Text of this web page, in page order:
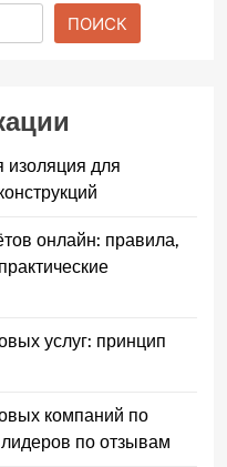
ПОИСК
изоляция для
онлайн: правила,
услуг: принцип
компаний по
по отзывам